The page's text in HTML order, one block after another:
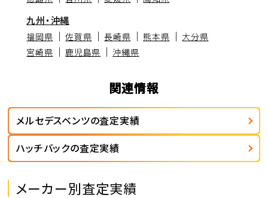
九州・沖縄
福岡県 佐賀県 長崎県 熊本県
大分県
宮崎県
鹿児島県 沖縄県
関連情報
メルセデスベンツの査定実績
ハッチバックの査定実績
メーカー別査定実績